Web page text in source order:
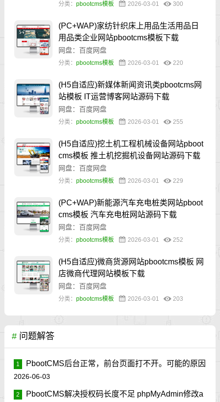
分类： pbootcms模板 2026-03-01 300
(PC+WAP)家纺针织床上用品生活用品日
用品类企业网站pbootcms模板下载
网盘：百度网盘
分类： pbootcms模板 2026-03-01 220
(H5自适应)新媒体新闻资讯类pbootcms网
站模板 IT运营博客网站源码下载
网盘：百度网盘
分类： pbootcms模板 2026-03-01 255
(H5自适应)挖土机工程机械设备网站pboot
cms模板 推土机挖掘机设备网站源码下载
网盘：百度网盘
分类： pbootcms模板 2026-03-01 229
(PC+WAP)新能源汽车充电桩类网站pboot
cms模板 汽车充电桩网站源码下载
网盘：百度网盘
分类： pbootcms模板 2026-03-01 252
(H5自适应)微商货源网站pbootcms模板 网
店微商代理网站模板下载
网盘：百度网盘
分类： pbootcms模板 2026-03-01 203
# 问题解答
1 PbootCMS后台正常，前台页面打不开。可能的原因
2026-06-03
2
PbootCMS解决授权码长度不足 phpMyAdmin修改a